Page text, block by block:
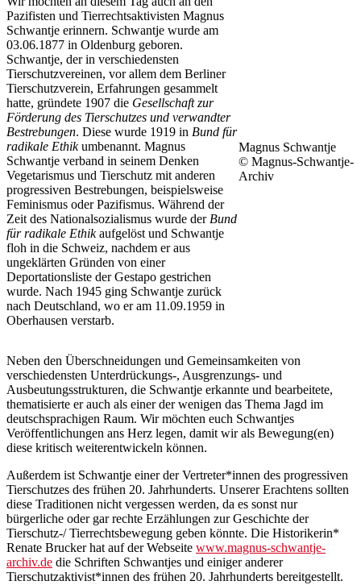
Pazifisten und Tierrechtsaktivisten Magnus
Schwantje erinnern. Schwantje wurde am
03.06.1877 in Oldenburg geboren.
Schwantje, der in verschiedensten
Tierschutzvereinen, vor allem dem Berliner
Tierschutzverein, Erfahrungen gesammelt
hatte, gründete 1907 die Gesellschaft zur
Förderung des Tierschutzes und verwandter
Bestrebungen. Diese wurde 1919 in Bund für
radikale Ethikumbenannt. Magnus
Schwantje verband in seinem Denken
Vegetarismus und Tierschutz mit anderen
progressiven Bestrebungen, beispielsweise
Feminismus oder Pazifismus. Während der
Zeit des Nationalsozialismus wurde der Bund
für radikale Ethikaufgelöst und Schwantje
floh in die Schweiz, nachdem er aus
ungeklärten Gründen von einer
Deportationsliste der Gestapo gestrichen
wurde. Nach 1945 ging Schwantje zurück
nach Deutschland, wo er am 11.09.1959 in
Oberhausen verstarb.
Magnus Schwantje
© Magnus-Schwantje-
Archiv
Neben den Überschneidungen und Gemeinsamkeiten von
verschiedensten Unterdrückungs-, Ausgrenzungs- und
Ausbeutungsstrukturen, die Schwantje erkannte und bearbeitete,
thematisierte er auch als einer der wenigen das Thema Jagd im
deutschsprachigen Raum. Wir möchten euch Schwantjes
Veröffentlichungen ans Herz legen, damit wir als Bewegung(en)
diese kritisch weiterentwickeln können.
Außerdem ist Schwantje einer der Vertreter*innen des progressiven
Tierschutzes des frühen 20. Jahrhunderts. Unserer Erachtens sollten
diese Traditionen nicht vergessen werden, da es sonst nur
bürgerliche oder gar rechte Erzählungen zur Geschichte der
Tierschutz-/ Tierrechtsbewegung geben könnte. Die Historikerin*
Renate Brucker hat auf der Webseite www.magnus-schwantje-
archiv.de die Schriften Schwantjes und einiger anderer
Tierschutzaktivist*innen des frühen 20. Jahrhunderts bereitgestellt.